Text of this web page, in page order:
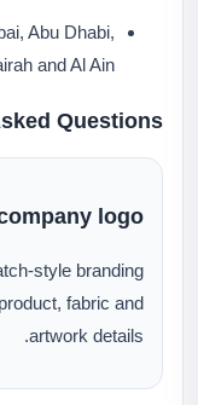
Abu Dhabi,
and Al Ain.
Questions
logo?
style branding
fabric and
artwork details.